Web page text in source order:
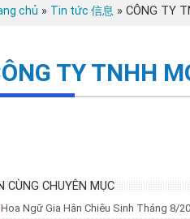
chủ » Tin tức 信息 » CÔNG TY
TY TNHH
CÙNG CHUYÊN MỤC
Hoa Ngữ Gia Hân Chiêu Sinh Tháng 8/